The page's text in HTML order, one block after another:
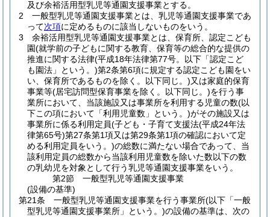
及び余裕活用型乳児等通園支援事業とする。
2
一般型乳児等通園支援事業とは、乳児等通園支援事業であ
って次項に定めるものに該当しないものをいう。
3
余裕活用型乳児等通園支援事業とは、保育所、認定こども
園(就学前の子どもに関する教育、保育等の総合的な提供の
推進に関する法律(平成18年法律第77号。以下「認定こど
も園法」という。)第2条第6項に規定する認定こども園をい
い、保育所であるものを除く。以下同じ。)又は家庭的保育
事業等(居宅訪問型保育事業を除く。以下同じ。)を行う事
業所において、当該施設又は事業所を利用する児童の数(以
下この項において「利用児童数」という。)がその施設又は
事業所に係る利用定員(子ども・子育て支援法(平成24年法
律第65号)第27条第1項又は第29条第1項の確認において定
める利用定員をいう。)の総数に満たない場合であって、当
該利用定員の総数から当該利用児童数を除いた数以下の数
の乳幼児を対象として行う乳児等通園支援事業をいう。
第2節
一般型乳児等通園支援事業
(設備の基準)
第21条
一般型乳児等通園支援事業を行う事業所(以下「一般
型乳児等通園支援事業所」という。)の設備の基準は、次の